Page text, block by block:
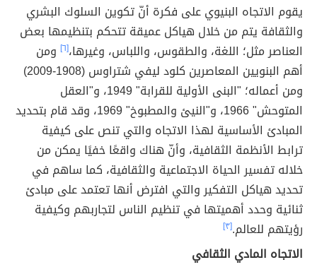
يقوم الاتجاه البنيوي على فكرة أنّ تكوين السلوك البشري
والثقافة يتم من خلال هياكل عميقة تتحكم بتنظيمها بعض
العناصر مثل؛ اللغة، والطقوس، واللباس، وغيرها،[٦]
ومن
أهم البنويين المعاصرين كلود ليفي شتراوس (1908-2009)
ومن أعماله؛ "البنى الأولية للقرابة" 1949، و"العقل
المتوحش" 1966، و"النيئ والمطبوخ" 1969، وقد قام بتحديد
المبادئ الأساسية لهذا الاتجاه والتي تنص على كيفية
ترابط الأنظمة الثقافية، وأنّ هناك واقعًا خفيًا يمكن من
خلاله تفسير الحياة الاجتماعية والثقافية، كما ساهم في
تحديد هياكل التفكير والتي افترض أنها تعتمد على مبادئ
ثنائية وحدد أهميتها في تنظيم الناس لتجاربهم وكيفية
رؤيتهم للعالم.[٣]
الاتجاه المادي الثقافي